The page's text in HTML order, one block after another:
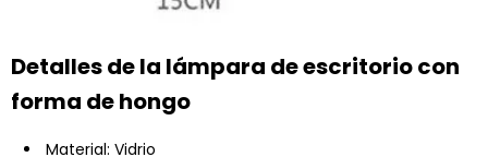
Detalles de la lámpara de escritorio con
forma de hongo
Material: Vidrio